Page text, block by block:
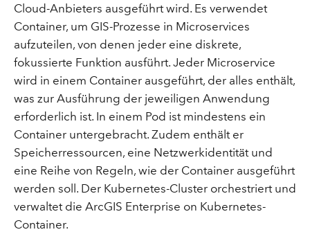
Cloud-Anbieters ausgeführt wird. Es verwendet
Container, um GIS-Prozesse in Microservices
aufzuteilen, von denen jeder eine diskrete,
fokussierte Funktion ausführt. Jeder Microservice
wird in einem Container ausgeführt, der alles enthält,
was zur Ausführung der jeweiligen Anwendung
erforderlich ist. In einem Pod ist mindestens ein
Container untergebracht. Zudem enthält er
Speicherressourcen, eine Netzwerkidentität und
eine Reihe von Regeln, wie der Container ausgeführt
werden soll. Der Kubernetes-Cluster orchestriert und
verwaltet die ArcGIS Enterprise on Kubernetes-
Container.